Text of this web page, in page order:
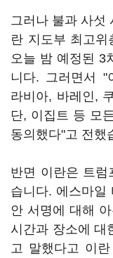
그러나 불과 사섯
란 지도부 최고위
오늘 밤 예정된 3
니다. 그러면서 "
라비아, 바레인,
단, 이집트 등 모
동의했다"고 전했
반면 이란은 트럼
습니다. 에스마일
안 서명에 대해
시간과 장소에 대
고 말했다고 이